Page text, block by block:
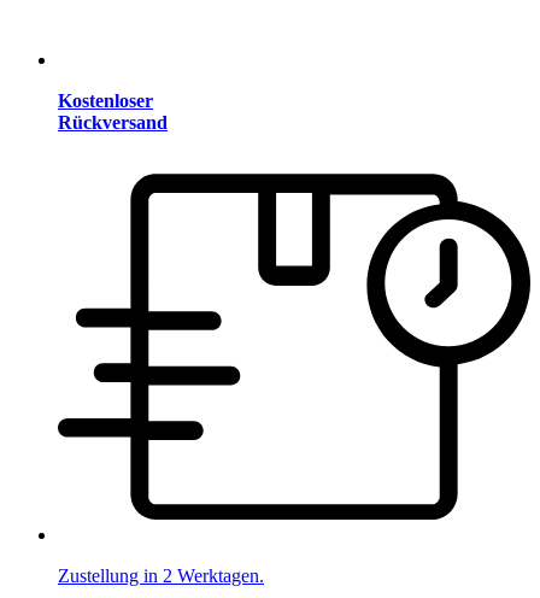
Kostenloser
Rückversand
Zustellung in 2 Werktagen.